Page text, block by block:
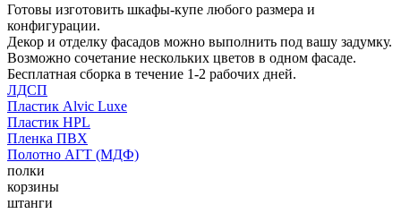
Готовы изготовить шкафы-купе любого размера и
конфигурации.
Декор и отделку фасадов можно выполнить под вашу задумку.
Возможно сочетание нескольких цветов в одном фасаде.
Бесплатная сборка в течение 1-2 рабочих дней.
ЛДСП
Пластик Alvic Luxe
Пластик HPL
Пленка ПВХ
Полотно АГТ (МДФ)
полки
корзины
штанги